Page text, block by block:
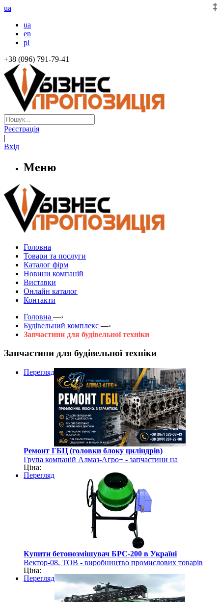
ua
ua
en
pl
+38 (096) 791-79-41
Реєстрація
|
Вхід
Меню
Головна
Товари та послуги
Каталог фірм
Новини компаній
Виставки
Онлайн каталог
Контакти
Головна —›
Будівельний комплекс —›
Запчастини для будівельної техніки
Запчастини для будівельної техніки
Перегляд
Ремонт ГБЦ (головки блоку циліндрів)
Група компаній Алмаз-Агро+ - запчастини на
сільгосптехніку
Ціна:
Перегляд
Купити бетонозмішувач БРС-200 в Україні
Вектор-08, ТОВ - виробництво промислових товарів
Ціна:
Перегляд